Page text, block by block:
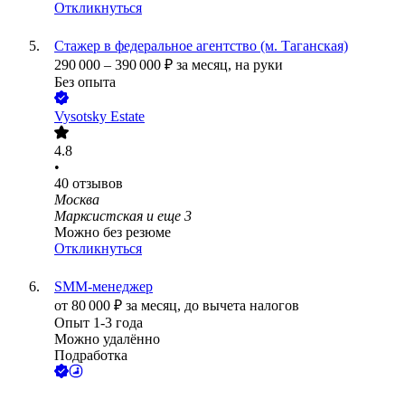
Откликнуться
Стажер в федеральное агентство (м. Таганская)
290 000 – 390 000 ₽ за месяц, на руки
Без опыта
Vysotsky Estate
4.8
•
40 отзывов
Москва
Марксистская и еще 3
Можно без резюме
Откликнуться
SMM-менеджер
от 80 000 ₽ за месяц, до вычета налогов
Опыт 1-3 года
Можно удалённо
Подработка